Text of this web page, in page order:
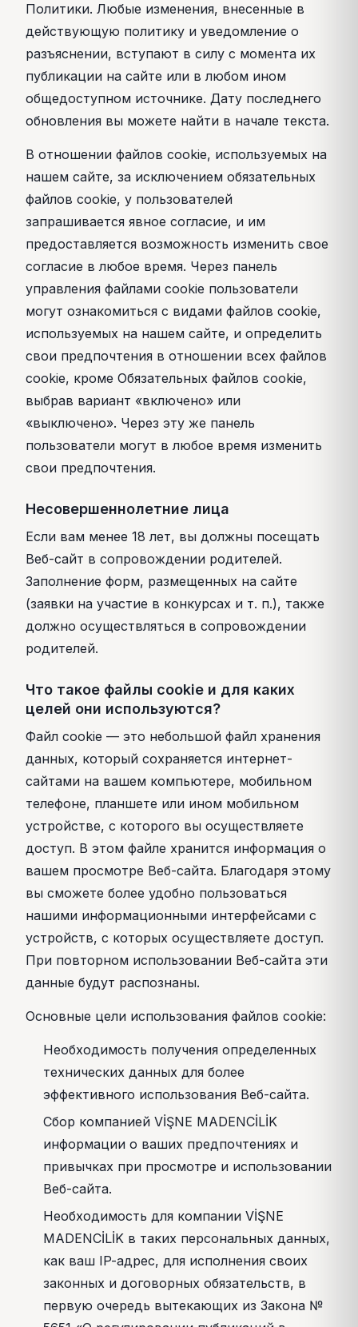
Политики. Любые изменения, внесенные в
действующую политику и уведомление о
разъяснении, вступают в силу с момента их
публикации на сайте или в любом ином
общедоступном источнике. Дату последнего
обновления вы можете найти в начале текста.
В отношении файлов cookie, используемых на
нашем сайте, за исключением обязательных
файлов cookie, у пользователей
запрашивается явное согласие, и им
предоставляется возможность изменить свое
согласие в любое время. Через панель
управления файлами cookie пользователи
могут ознакомиться с видами файлов cookie,
используемых на нашем сайте, и определить
свои предпочтения в отношении всех файлов
cookie, кроме Обязательных файлов cookie,
выбрав вариант «включено» или
«выключено». Через эту же панель
пользователи могут в любое время изменить
свои предпочтения.
Несовершеннолетние лица
Если вам менее 18 лет, вы должны посещать
Веб-сайт в сопровождении родителей.
Заполнение форм, размещенных на сайте
(заявки на участие в конкурсах и т. п.), также
должно осуществляться в сопровождении
родителей.
Что такое файлы cookie и для каких
целей они используются?
Файл cookie — это небольшой файл хранения
данных, который сохраняется интернет-
сайтами на вашем компьютере, мобильном
телефоне, планшете или ином мобильном
устройстве, с которого вы осуществляете
доступ. В этом файле хранится информация о
вашем просмотре Веб-сайта. Благодаря этому
вы сможете более удобно пользоваться
нашими информационными интерфейсами с
устройств, с которых осуществляете доступ.
При повторном использовании Веб-сайта эти
данные будут распознаны.
Основные цели использования файлов cookie:
Необходимость получения определенных
технических данных для более
эффективного использования Веб-сайта.
Сбор компанией VİŞNE MADENCİLİK
информации о ваших предпочтениях и
привычках при просмотре и использовании
Веб-сайта.
Необходимость для компании VİŞNE
MADENCİLİK в таких персональных данных,
как ваш IP-адрес, для исполнения своих
законных и договорных обязательств, в
первую очередь вытекающих из Закона №